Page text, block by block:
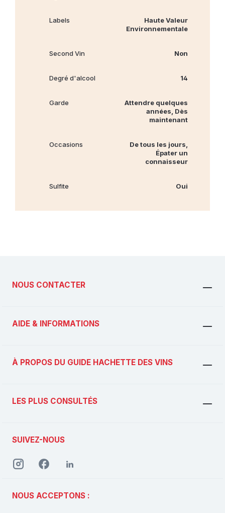
Labels
Haute Valeur
Environnementale
Second Vin Non
Degré d'alcool 14
Garde
Attendre quelques
années, Dès
maintenant
Occasions
De tous les jours,
Épater un
connaisseur
Sulfite Oui
NOUS CONTACTER
AIDE & INFORMATIONS
À PROPOS DU GUIDE HACHETTE DES VINS
LES PLUS CONSULTÉS
SUIVEZ-NOUS
NOUS ACCEPTONS :